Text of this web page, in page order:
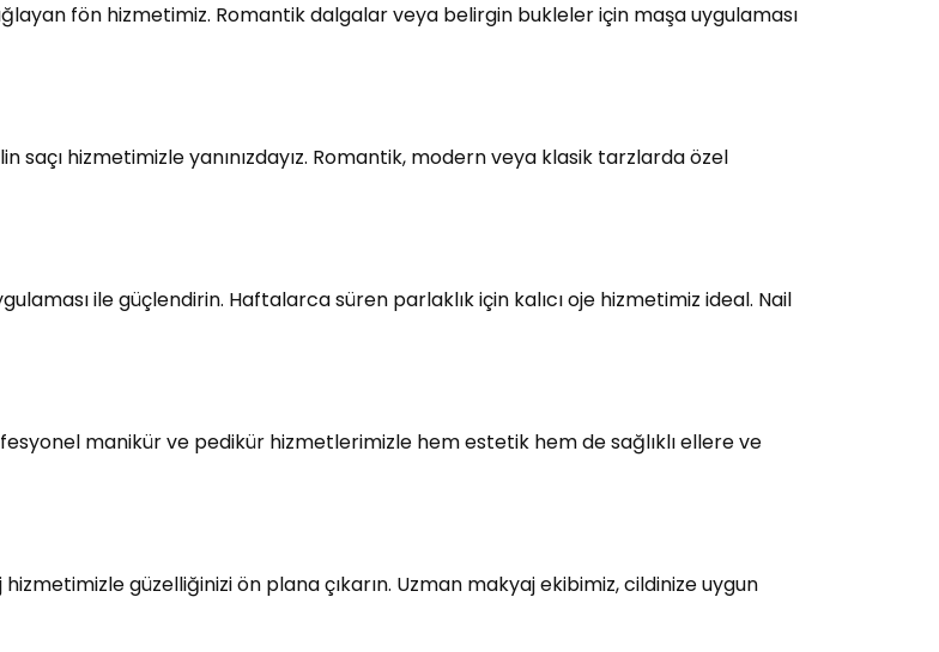
fön hizmetimiz. Romantik dalgalar veya belirgin bukleler için maşa uygulaması
saçı hizmetimizle yanınızdayız. Romantik, modern veya klasik tarzlarda özel
ile güçlendirin. Haftalarca süren parlaklık için kalıcı oje hizmetimiz ideal. Nail
manikür ve pedikür hizmetlerimizle hem estetik hem de sağlıklı ellere ve
güzelliğinizi ön plana çıkarın. Uzman makyaj ekibimiz, cildinize uygun